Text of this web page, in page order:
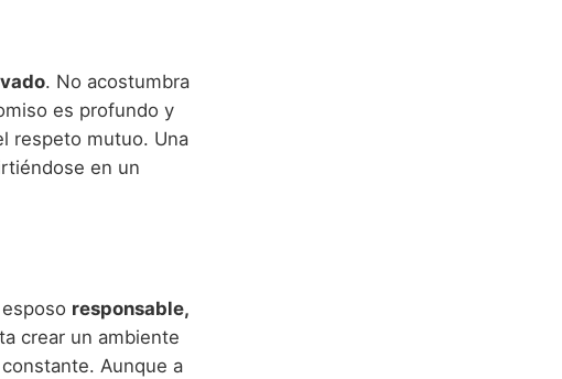
. No acostumbra
es profundo y
respeto mutuo. Una
en un
responsable,
crear un ambiente
Aunque a